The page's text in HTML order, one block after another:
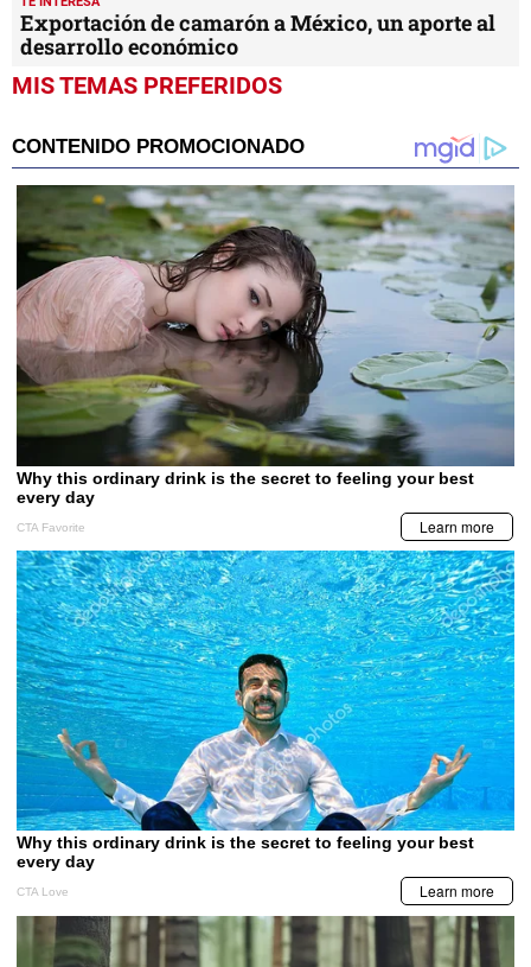
Exportación de camarón a México, un aporte al
desarrollo económico
MIS TEMAS PREFERIDOS